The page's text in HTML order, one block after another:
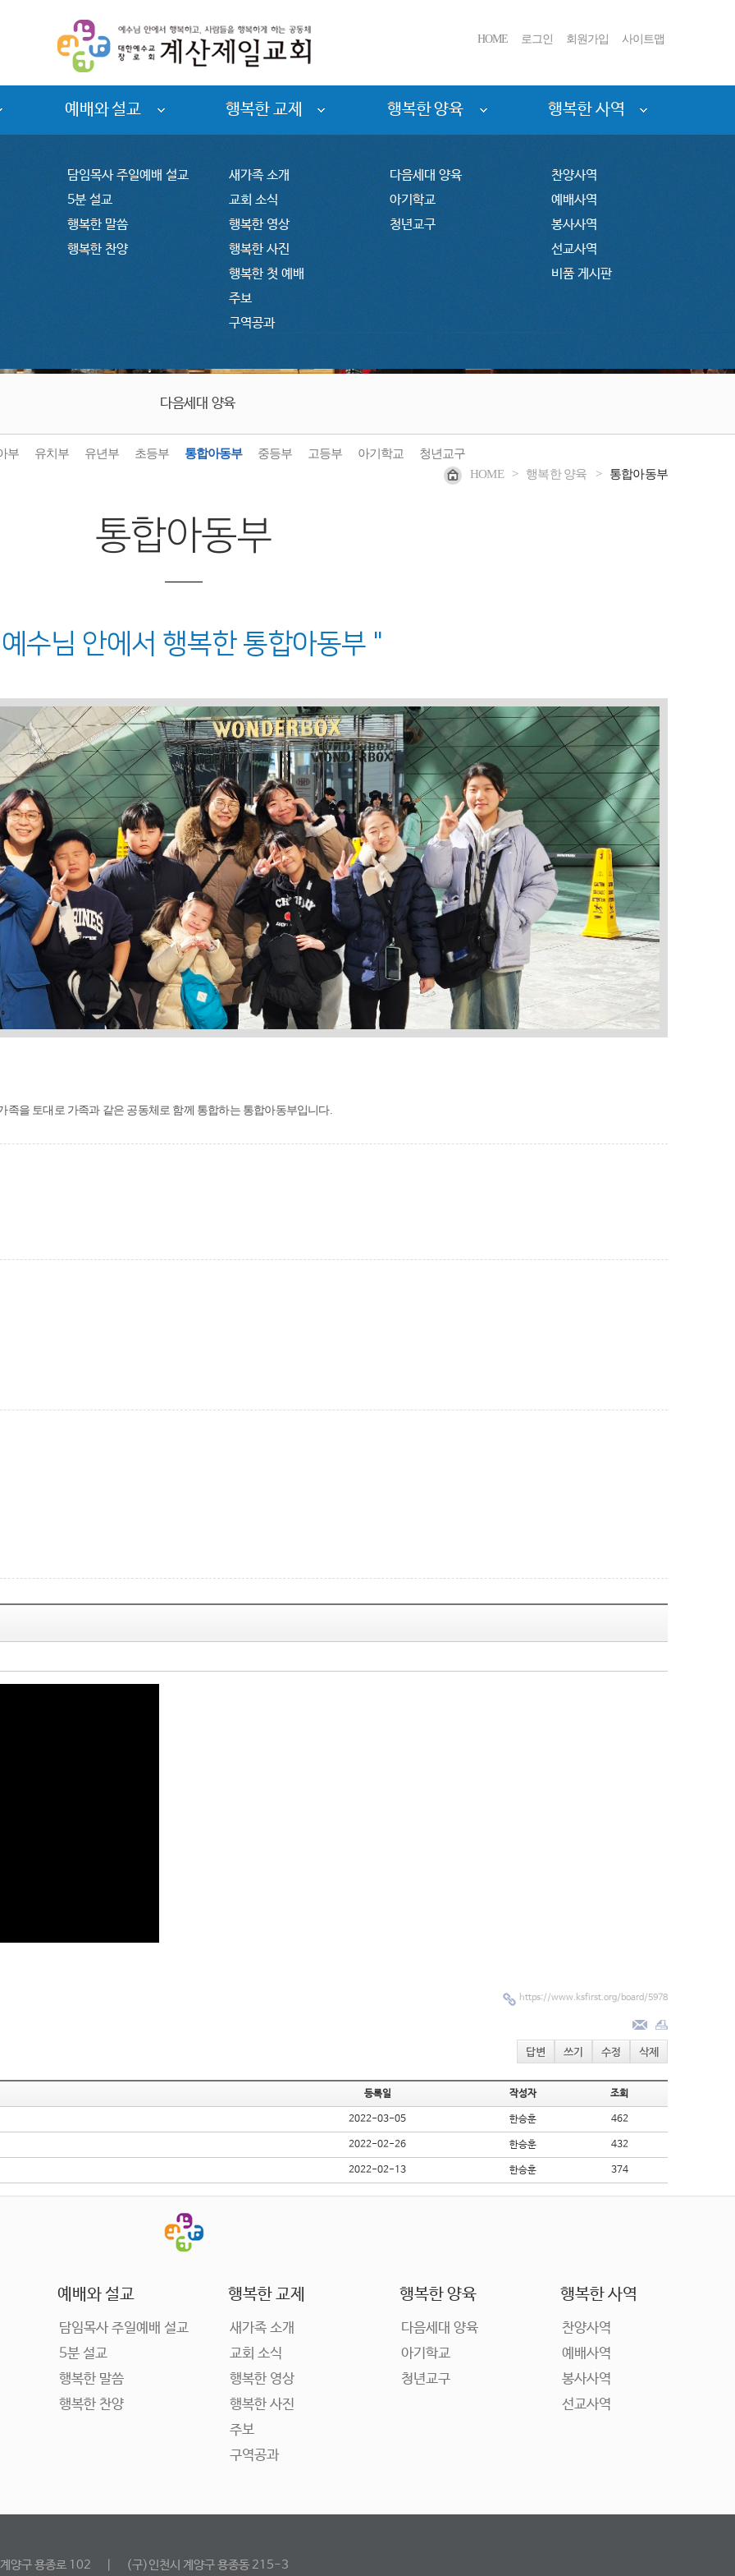
HOME 로그인 회원가입 사이트맵
예배와 설교 행복한 교제 행복한 양육 행복한 사역
담임목사 주일예배 설교
5분 설교
행복한 말씀
행복한 찬양
새가족 소개
교회 소식
행복한 영상
행복한 사진
행복한 첫 예배
주보
구역공과
다음세대 양육
아기학교
청년교구
찬양사역
예배사역
봉사사역
선교사역
비품 게시판
다음세대 양육
부 유치부 유년부 초등부 통합아동부 중등부 고등부 아기학교
청년교구
HOME
> 행복한 양육 > 통합아동부
통합아동부
수님 안에서 행복한 통합아동부 "
을 토대로 가족과 같은 공동체로 함께 통합하는 통합아동부입니다.
https://www.ksfirst.org/board/5978
답변 쓰기 수정 삭제
등록일 작성자 조회
2022-03-05 한승훈 462
2022-02-26 한승훈 432
2022-02-13 한승훈 374
예배와 설교
담임목사 주일예배 설교
5분 설교
행복한 말씀
행복한 찬양
행복한 교제
새가족 소개
교회 소식
행복한 영상
행복한 사진
주보
구역공과
행복한 양육
다음세대 양육
아기학교
청년교구
행복한 사역
찬양사역
예배사역
봉사사역
선교사역
양구 용종로 102 (구)인천시 계양구 용종동 215-3